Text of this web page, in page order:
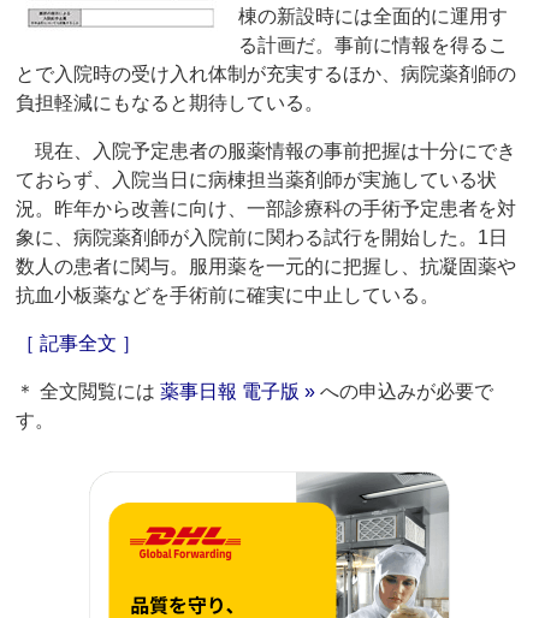
棟の新設時には全面的に運用す
る計画だ。事前に情報を得るこ
とで入院時の受け入れ体制が充実するほか、病院薬剤師の
負担軽減にもなると期待している。
現在、入院予定患者の服薬情報の事前把握は十分にでき
ておらず、入院当日に病棟担当薬剤師が実施している状
況。昨年から改善に向け、一部診療科の手術予定患者を対
象に、病院薬剤師が入院前に関わる試行を開始した。1日
数人の患者に関与。服用薬を一元的に把握し、抗凝固薬や
抗血小板薬などを手術前に確実に中止している。
［ 記事全文 ］
＊ 全文閲覧には薬事日報 電子版 » への申込みが必要で
す。